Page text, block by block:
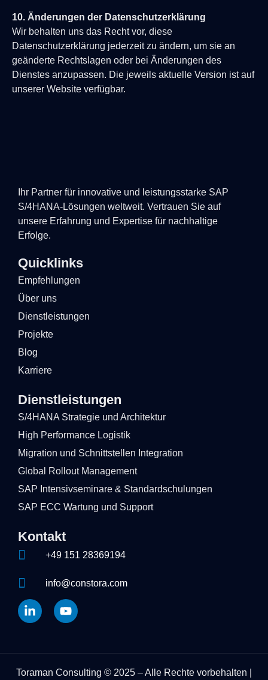
10. Änderungen der Datenschutzerklärung
Wir behalten uns das Recht vor, diese
Datenschutzerklärung jederzeit zu ändern, um sie an
geänderte Rechtslagen oder bei Änderungen des
Dienstes anzupassen. Die jeweils aktuelle Version ist auf
unserer Website verfügbar.
Ihr Partner für innovative und leistungsstarke SAP
S/4HANA-Lösungen weltweit. Vertrauen Sie auf
unsere Erfahrung und Expertise für nachhaltige
Erfolge.
Quicklinks
Empfehlungen
Über uns
Dienstleistungen
Projekte
Blog
Karriere
Dienstleistungen
S/4HANA Strategie und Architektur
High Performance Logistik
Migration und Schnittstellen Integration
Global Rollout Management
SAP Intensivseminare & Standardschulungen
SAP ECC Wartung und Support
Kontakt
+49 151 28369194
info@constora.com
Toraman Consulting © 2025 – Alle Rechte vorbehalten |